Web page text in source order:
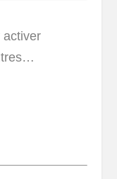
activer